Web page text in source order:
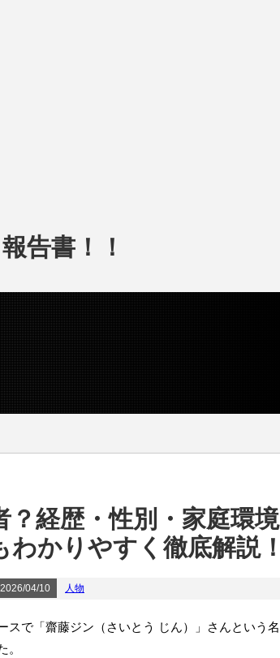
告書！！
？経歴・性別・家庭環境
わかりやすく徹底解説！
04/10 人物
スで「齋藤ジン（さいとう じん）」さんという名
。